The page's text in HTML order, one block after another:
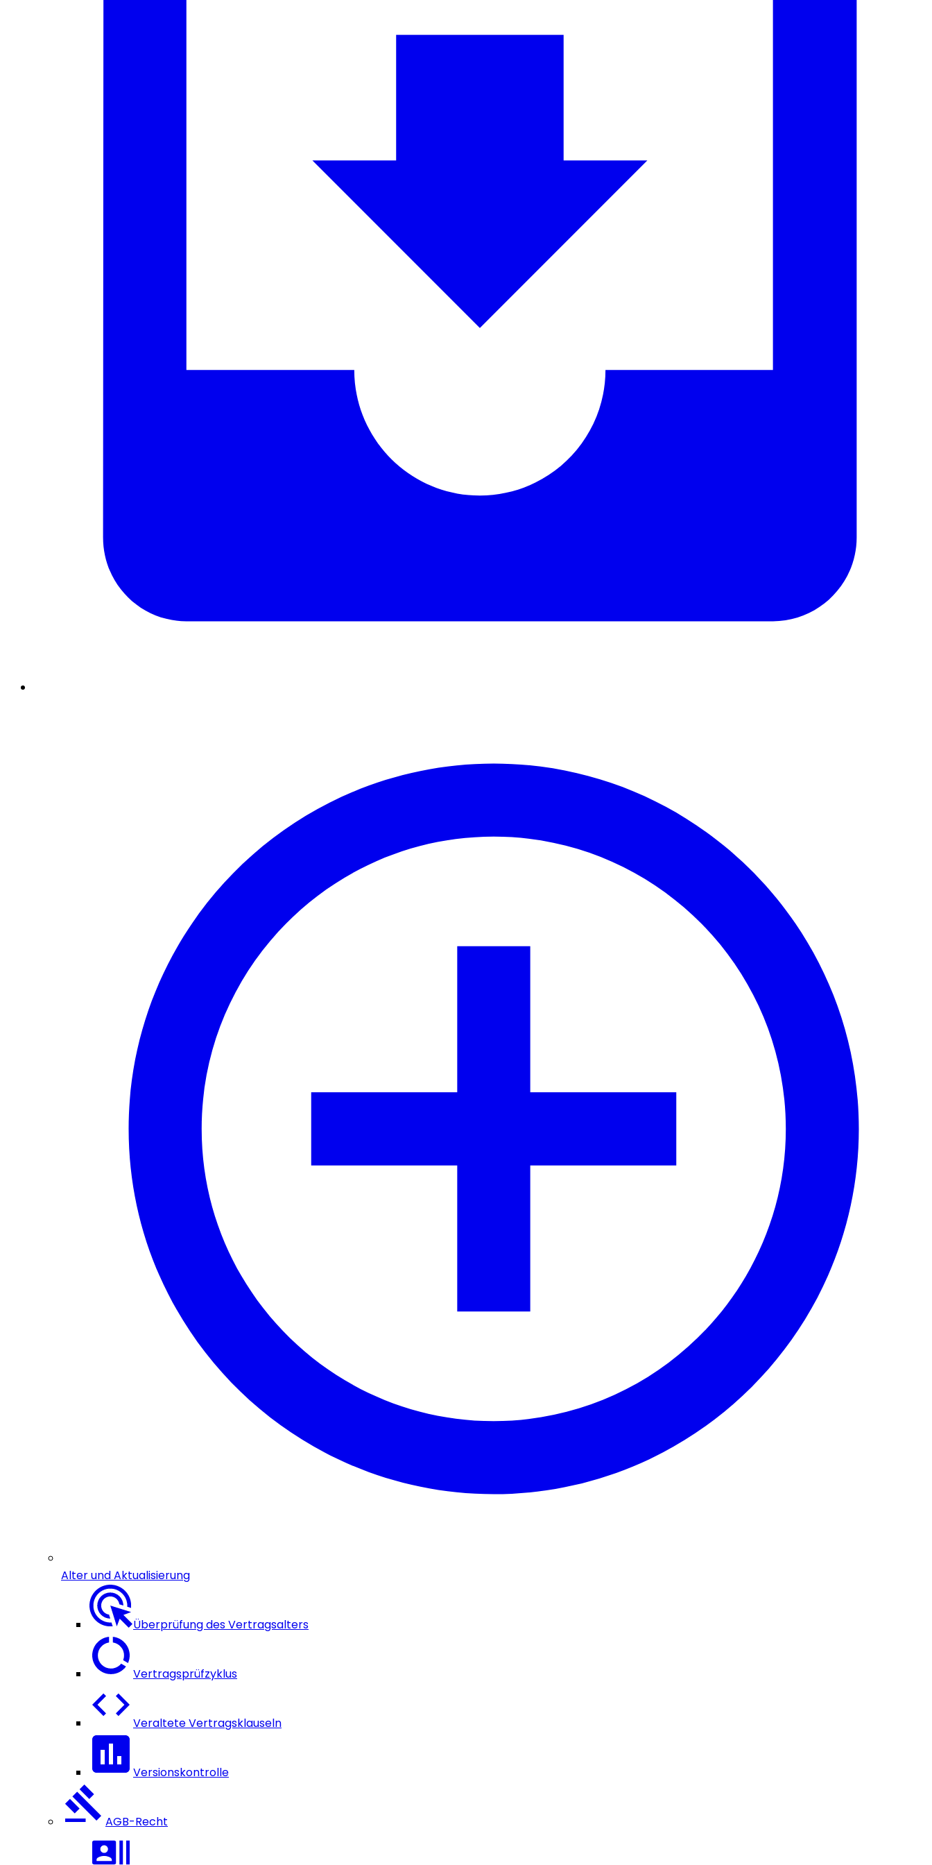
Alter und Aktualisierung
Überprüfung des Vertragsalters
Vertragsprüfzyklus
Veraltete Vertragsklauseln
Versionskontrolle
AGB-Recht